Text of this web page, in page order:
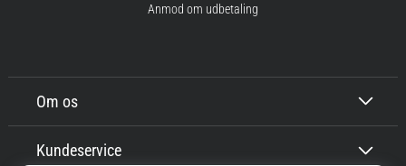
Om os
Kundeservice
Anmod om udbetaling